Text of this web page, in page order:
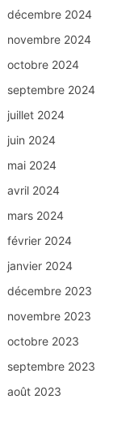
décembre 2024
novembre 2024
octobre 2024
septembre 2024
juillet 2024
juin 2024
mai 2024
avril 2024
mars 2024
février 2024
janvier 2024
décembre 2023
novembre 2023
octobre 2023
septembre 2023
août 2023